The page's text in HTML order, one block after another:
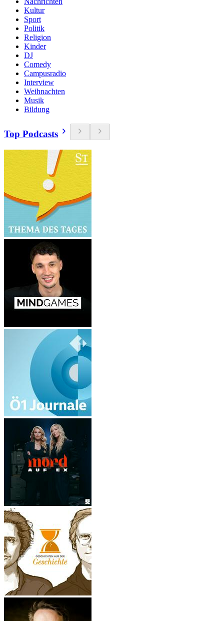
Kultur
Sport
Politik
Religion
Kinder
DJ
Comedy
Campusradio
Interview
Weihnachten
Musik
Bildung
Top Podcasts